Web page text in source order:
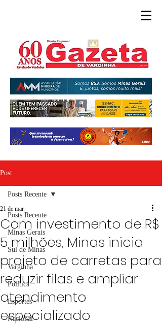
Post
Posts Recente
Minas Gerais
Sul de Minas
Varginha
Política
Esportes
Nacional
Posts Recente
Com investimento de R$
5 milhões, Minas inicia
projeto de carretas para
reduzir filas e ampliar
atendimento
especializado
21 de mar.